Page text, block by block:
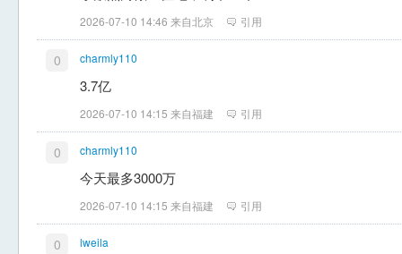
2026-07-10 14:46 来自北京 引用
0 charmly110
3.7亿
2026-07-10 14:15 来自福建 引用
0 charmly110
今天最多3000万
2026-07-10 14:15 来自福建 引用
0 lweila